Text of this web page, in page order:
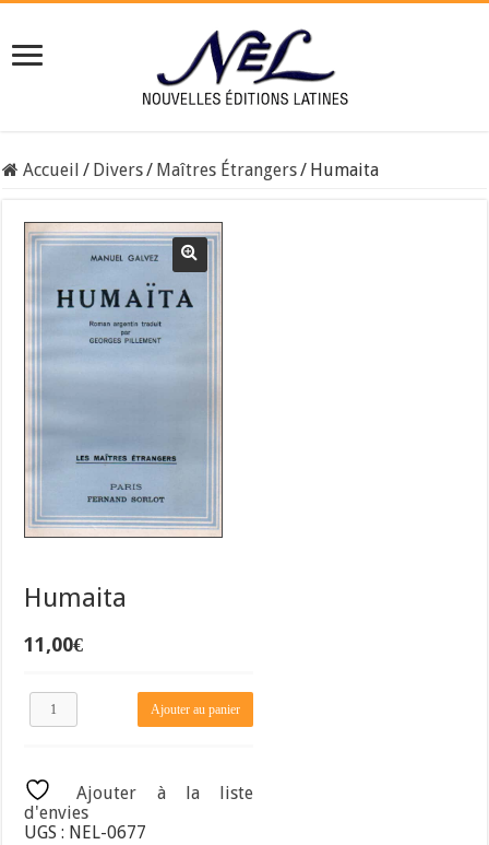
Accueil / Divers/ Maîtres Étrangers/ Humaita
Humaita
11,00€
quantité
de
Ajouter au panier
Ajouter à la liste
d'envies
UGS : NEL-0677